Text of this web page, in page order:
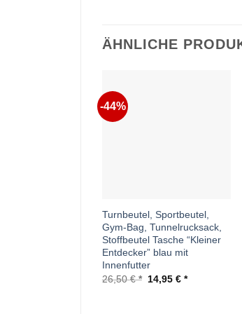
ÄHNLICHE
-44%
Turnbeutel, Sportbeutel,
Gym-Bag, Tunnelrucksack,
Stoffbeutel Tasche “Kleiner
Entdecker” blau mit
Innenfutter
26,50€
Ursprünglicher
14,95€ Aktueller